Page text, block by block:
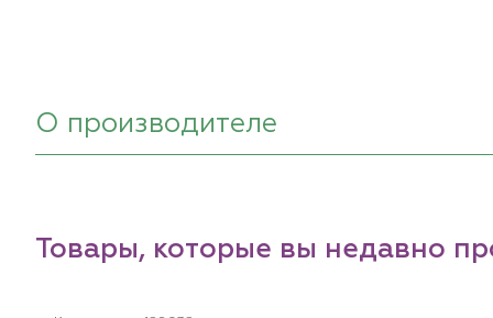
О производителе
Товары, которые вы недавно